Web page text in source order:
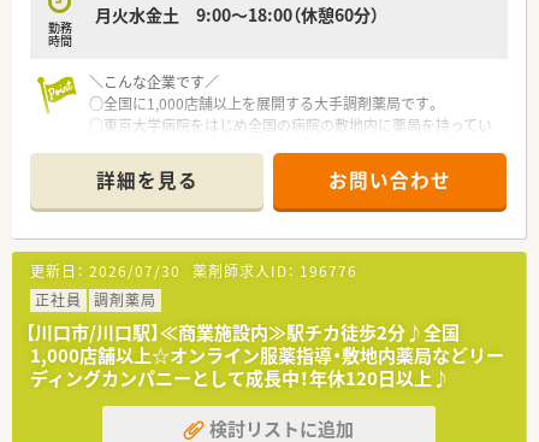
す。
■有給休暇の積極的な取得を奨励しており、9月までに必ず5日
間の消化を徹底するなど、リフレッシュしやすい仕組みがありま
す。
ており、社員が不利益を被らないような配慮がなされているのが
特徴です。
■5年間にわたる独自の教育研修制度を運用しており、長期的な
ます。
勤務
時間
月火水金土 9:00～18:00（休憩60分）
＼こんな企業です／
○全国に1,000店舗以上を展開する大手調剤薬局です。
○東京大学病院をはじめ全国の病院の敷地内に薬局を持ってい
病診薬連携を強化することで、地域にお住いの患者様に高度な医
療の提供を実現しています。
○全店「同一の機械・システム」を採用しており、且つ処方箋の応
需内容が多岐にわたる（敷地内・病院門前・医療モール・CL門前）
ので、スキルUPしたい方にはお勧めもです。
○長期就業＆自己研讃を続ける事で給与があがる仕組みになっ
ており、将来的に高年収も狙う事が出来ます。
○インターネットを使って処方薬の飲み方を遠隔指導する「オン
ライン服薬指導」、今後も病院の「敷地内薬局」の推進、女性客の
取り込みを狙う店舗でデザインの一新。
M&Aによる店舗拡大と業界のリーディングカンパニーとして成
長を続けています。
○どの店舗も、最新システムが整っています！
詳細を見る お問い合わせ
更新日： 2026/07/30 薬剤師求人ID： 196776
正社員
調剤薬局
【川口市/川口駅】≪商業施設内≫駅チカ徒歩2分♪全国
1,000店舗以上☆オンライン服薬指導・敷地内薬局などリー
ディングカンパニーとして成長中！年休120日以上♪
検討リストに追加